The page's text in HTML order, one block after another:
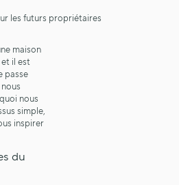
les futurs propriétaires
maison
il est
passe
nous
simple,
inspirer
du